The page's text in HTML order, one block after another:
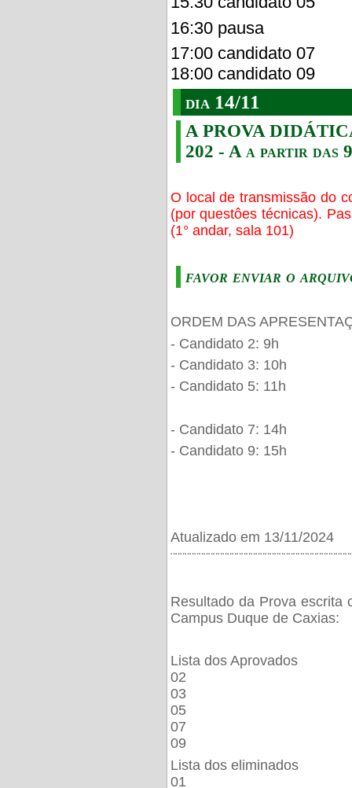
16:30 pausa
17:00 candidato 07
18:00 candidato 09
dia 14/11
A PROVA
202 - A a partir das
O local de transmissão do
(por questôes técnicas).
(1° andar, sala 101)
favor enviar o
ORDEM DAS
- Candidato 2: 9h
- Candidato 3: 10h
- Candidato 5: 11h
- Candidato 7: 14h
- Candidato 9: 15h
Atualizado em 13/11/2024
Resultado da Prova escrita
Campus Duque de Caxias:
Lista dos Aprovados
02
03
05
07
09
Lista dos eliminados
01